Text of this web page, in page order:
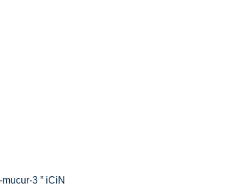
3” iCiN